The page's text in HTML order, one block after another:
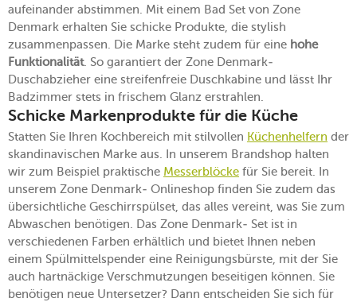
aufeinander abstimmen. Mit einem Bad Set von Zone
Denmark erhalten Sie schicke Produkte, die stylish
zusammenpassen. Die Marke steht zudem für eine hohe
Funktionalität. So garantiert der Zone Denmark-
Duschabzieher eine streifenfreie Duschkabine und lässt Ihr
Badzimmer stets in frischem Glanz erstrahlen.
Schicke Markenprodukte für die Küche
Statten Sie Ihren Kochbereich mit stilvollen Küchenhelfern der
skandinavischen Marke aus. In unserem Brandshop halten
wir zum Beispiel praktische Messerblöcke für Sie bereit. In
unserem Zone Denmark- Onlineshop finden Sie zudem das
übersichtliche Geschirrspülset, das alles vereint, was Sie zum
Abwaschen benötigen. Das Zone Denmark- Set ist in
verschiedenen Farben erhältlich und bietet Ihnen neben
einem Spülmittelspender eine Reinigungsbürste, mit der Sie
auch hartnäckige Verschmutzungen beseitigen können. Sie
benötigen neue Untersetzer? Dann entscheiden Sie sich für